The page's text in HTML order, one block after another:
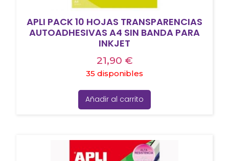
APLI PACK 10 HOJAS TRANSPARENCIAS
AUTOADHESIVAS A4 SIN BANDA PARA
INKJET
21,90 €
35 disponibles
Añadir al carrito